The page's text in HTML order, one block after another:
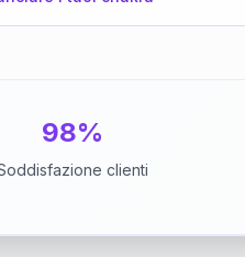
98%
clienti